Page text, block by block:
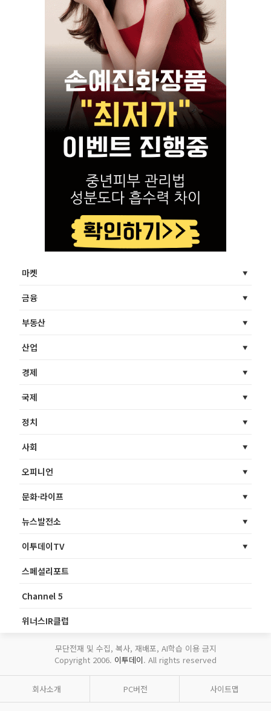
마켓
금융
부동산
산업
경제
국제
정치
사회
오피니언
문화·라이프
뉴스발전소
이투데이TV
스페셜리포트
Channel 5
위너스IR클럽
무단전재 및 수집, 복사, 재배포, AI학습 이용 금지
Copyright 2006. 이투데이. All rights reserved
회사소개 PC버전 사이트맵